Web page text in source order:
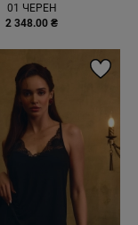
01 ЧЕРЕН
2 348.00 ₴